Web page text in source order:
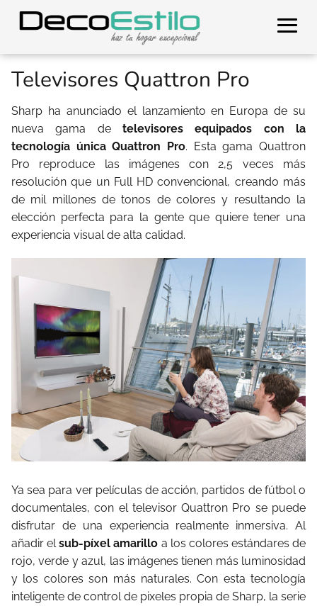
Televisores Quattron Pro
Sharp ha anunciado el lanzamiento en Europa de su
nueva gama de televisores equipados con la
tecnología única Quattron Pro. Esta gama Quattron
Pro reproduce las imágenes con 2,5 veces más
resolución que un Full HD convencional, creando más
de mil millones de tonos de colores y resultando la
elección perfecta para la gente que quiere tener una
experiencia visual de alta calidad.
Ya sea para ver películas de acción, partidos de fútbol o
documentales, con el televisor Quattron Pro se puede
disfrutar de una experiencia realmente inmersiva. Al
añadir elsub-píxel amarillo a los colores estándares de
rojo, verde y azul, las imágenes tienen más luminosidad
y los colores son más naturales. Con esta tecnología
inteligente de control de pixeles propia de Sharp, la serie